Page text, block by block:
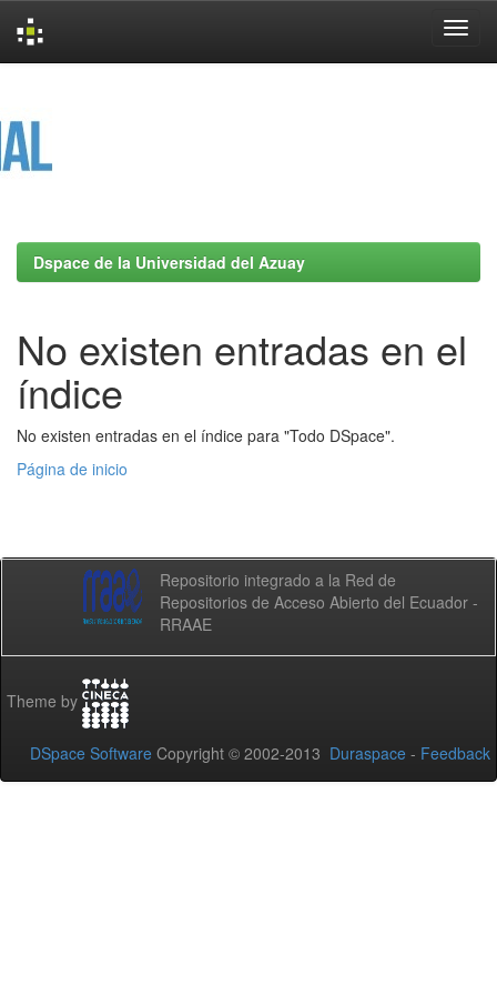
Dspace de la Universidad del Azuay
No existen entradas en el
índice
No existen entradas en el índice para "Todo DSpace".
Página de inicio
Repositorio integrado a la Red de
Repositorios de Acceso Abierto del Ecuador -
RRAAE
Theme by
DSpace Software Copyright © 2002-2013 Duraspace - Feedback